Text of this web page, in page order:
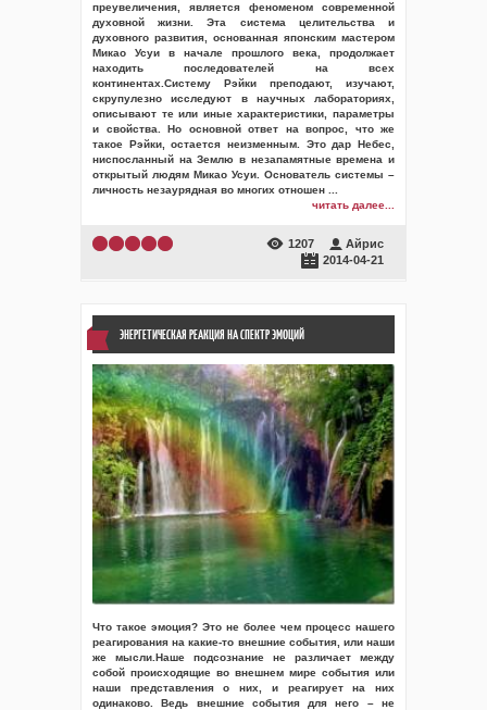
преувеличения, является феноменом современной
духовной жизни. Эта система целительства и
духовного развития, основанная японским мастером
Микао Усуи в начале прошлого века, продолжает
находить последователей на всех
континентах.Систему Рэйки преподают, изучают,
скрупулезно исследуют в научных лабораториях,
описывают те или иные характеристики, параметры
и свойства. Но основной ответ на вопрос, что же
такое Рэйки, остается неизменным. Это дар Небес,
ниспосланный на Землю в незапамятные времена и
открытый людям Микао Усуи. Основатель системы –
личность незаурядная во многих отношен ...
читать далее...
1207
Айрис
2014-04-21
ЭНЕРГЕТИЧЕСКАЯ РЕАКЦИЯ НА СПЕКТР ЭМОЦИЙ
Что такое эмоция? Это не более чем процесс нашего
реагирования на какие-то внешние события, или наши
же мысли.Наше подсознание не различает между
собой происходящие во внешнем мире события или
наши представления о них, и реагирует на них
одинаково. Ведь внешние события для него – не